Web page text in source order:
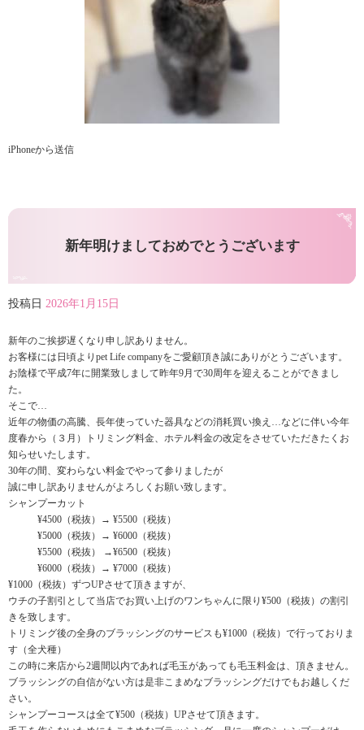
iPhoneから送信
新年明けましておめでとうございます
投稿日 2026年1月15日
新年のご挨拶遅くなり申し訳ありません。
お客様には日頃よりpet Life companyをご愛顧頂き誠にありがとうございます。
お陰様で平成7年に開業致しまして昨年9月で30周年を迎えることができまし
た。
そこで…
近年の物価の高騰、長年使っていた器具などの消耗買い換え…などに伴い今年
度春から（３月）トリミング料金、ホテル料金の改定をさせていただきたくお
知らせいたします。
30年の間、変わらない料金でやって参りましたが
誠に申し訳ありませんがよろしくお願い致します。
シャンプーカット
¥4500（税抜）→ ¥5500（税抜）
¥5000（税抜）→ ¥6000（税抜）
¥5500（税抜） →¥6500（税抜）
¥6000（税抜）→ ¥7000（税抜）
¥1000（税抜）ずつUPさせて頂きますが、
ウチの子割引として当店でお買い上げのワンちゃんに限り¥500（税抜）の割引
きを致します。
トリミング後の全身のブラッシングのサービスも¥1000（税抜）で行っておりま
す（全犬種）
この時に来店から2週間以内であれば毛玉があっても毛玉料金は、頂きません。
ブラッシングの自信がない方は是非こまめなブラッシングだけでもお越しくだ
さい。
シャンプーコースは全て¥500（税抜）UPさせて頂きます。